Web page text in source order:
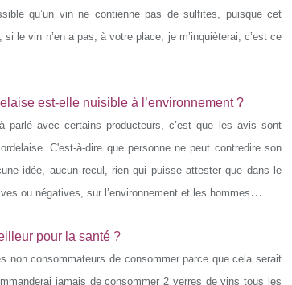
qu’un vin ne contienne pas de sulfites, puisque cet
le vin n’en a pas, à votre place, je m’inquièterai, c’est ce
est-elle nuisible à l’environnement ?
avec certains producteurs, c’est que les avis sont
C'est-à-dire que personne ne peut contredire son
idée, aucun recul, rien qui puisse attester que dans le
ou négatives, sur l’environnement et les hommes …
pour la santé ?
non consommateurs de consommer parce que cela serait
jamais de consommer 2 verres de vins tous les